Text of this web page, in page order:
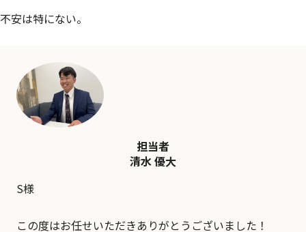
不安は特にない。
担当者
清水 優大
S様
この度はお任せいただきありがとうございました！